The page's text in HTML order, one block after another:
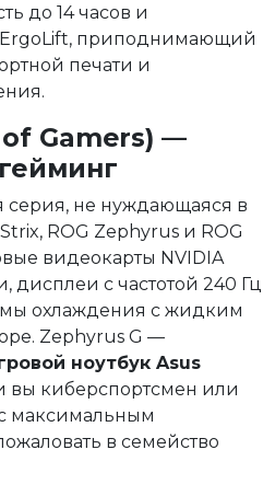
до 14 часов и
приподнимающий
печати и
of Gamers) —
серия, не нуждающаяся в
ROG Zephyrus и ROG
видеокарты NVIDIA
дисплеи с частотой 240 Гц
охлаждения с жидким
Zephyrus G —
ноутбук Asus
вы киберспортсмен или
с максимальным
в семейство